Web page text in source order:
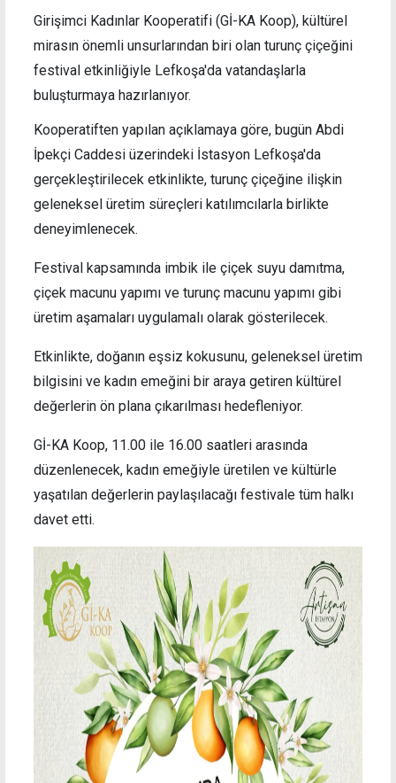
Girişimci Kadınlar Kooperatifi (Gİ-KA Koop), kültürel
mirasın önemli unsurlarından biri olan turunç çiçeğini
festival etkinliğiyle Lefkoşa'da vatandaşlarla
buluşturmaya hazırlanıyor.
Kooperatiften yapılan açıklamaya göre, bugün Abdi
İpekçi Caddesi üzerindeki İstasyon Lefkoşa'da
gerçekleştirilecek etkinlikte, turunç çiçeğine ilişkin
geleneksel üretim süreçleri katılımcılarla birlikte
deneyimlenecek.
Festival kapsamında imbik ile çiçek suyu damıtma,
çiçek macunu yapımı ve turunç macunu yapımı gibi
üretim aşamaları uygulamalı olarak gösterilecek.
Etkinlikte, doğanın eşsiz kokusunu, geleneksel üretim
bilgisini ve kadın emeğini bir araya getiren kültürel
değerlerin ön plana çıkarılması hedefleniyor.
Gİ-KA Koop, 11.00 ile 16.00 saatleri arasında
düzenlenecek, kadın emeğiyle üretilen ve kültürle
yaşatılan değerlerin paylaşılacağı festivale tüm halkı
davet etti.